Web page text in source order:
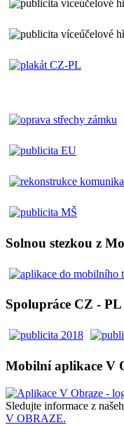
Solnou stezkou z
Spolupráce CZ - PL
Mobilní aplikace V
Sledujte informace z
V OBRAZE.